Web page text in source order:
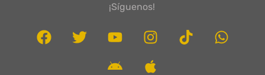
¡Síguenos!